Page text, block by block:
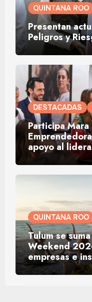
QUINTANA ROO
Presentan
Peligros y
DESTACADAS
Participa
apoyo al
QUINTANA ROO
Tulum se
Weekend
empresas e